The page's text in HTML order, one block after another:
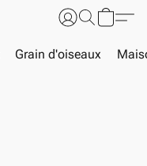
Grain d'oiseaux